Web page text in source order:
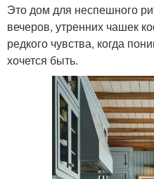
Это дом для неспешного
вечеров, утренних чашек
редкого чувства, когда
хочется быть.